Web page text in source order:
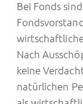
Bei Fonds
Nach
keine
natürlichen